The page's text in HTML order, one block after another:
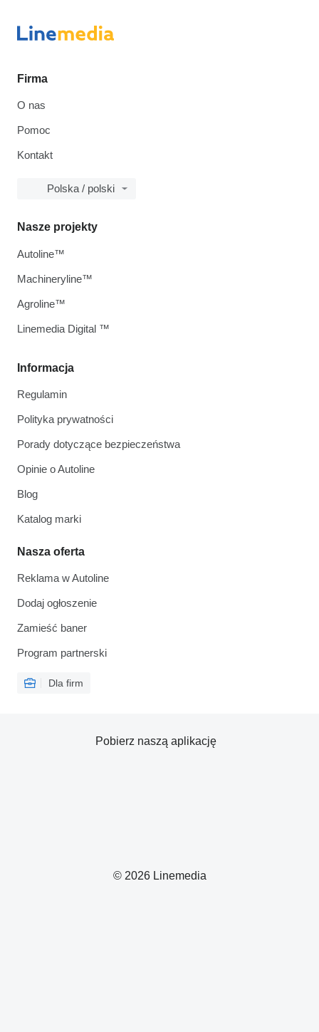
Firma
O nas
Pomoc
Kontakt
Polska / polski
Informacja
Regulamin
Polityka prywatności
Porady dotyczące bezpieczeństwa
Opinie o Autoline
Blog
Katalog marki
Nasza oferta
Reklama w Autoline
Dodaj ogłoszenie
Zamieść baner
Program partnerski
Dla firm
Nasze projekty
Autoline™
Machineryline™
Agroline™
Linemedia Digital ™
© 2026 Linemedia
Pobierz naszą aplikację